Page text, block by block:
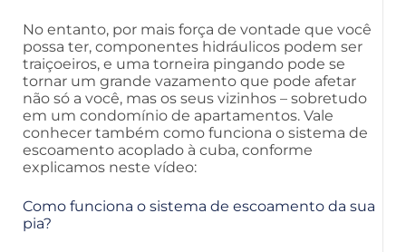
No entanto, por mais força de vontade que você
possa ter, componentes hidráulicos podem ser
traiçoeiros, e uma torneira pingando pode se
tornar um grande vazamento que pode afetar
não só a você, mas os seus vizinhos – sobretudo
em um condomínio de apartamentos. Vale
conhecer também como funciona o sistema de
escoamento acoplado à cuba, conforme
explicamos neste vídeo:
Como funciona o sistema de escoamento da sua
pia?